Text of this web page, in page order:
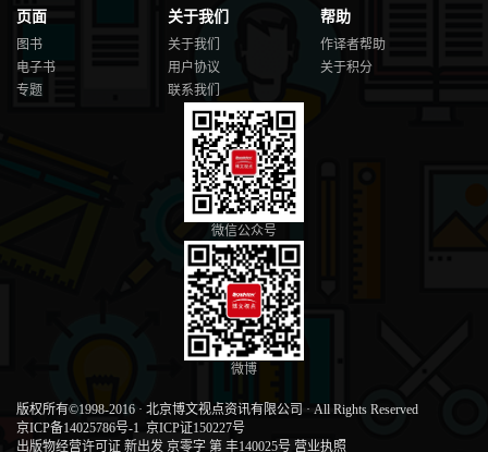
页面
图书
电子书
专题
关于我们
关于我们
用户协议
联系我们
帮助
作译者帮助
关于积分
微信公众号
微博
版权所有©1998-2016 · 北京博文视点资讯有限公司 · All Rights Reserved
京ICP备14025786号-1 京ICP证150227号
出版物经营许可证 新出发 京零字 第 丰140025号 营业执照